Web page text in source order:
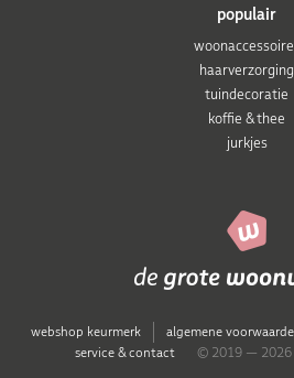
populair
haarverzorging
tuindecoratie
koffie & thee
jurkjes
webshop keurmerk algemene
service & contact
© 2019 — 2026